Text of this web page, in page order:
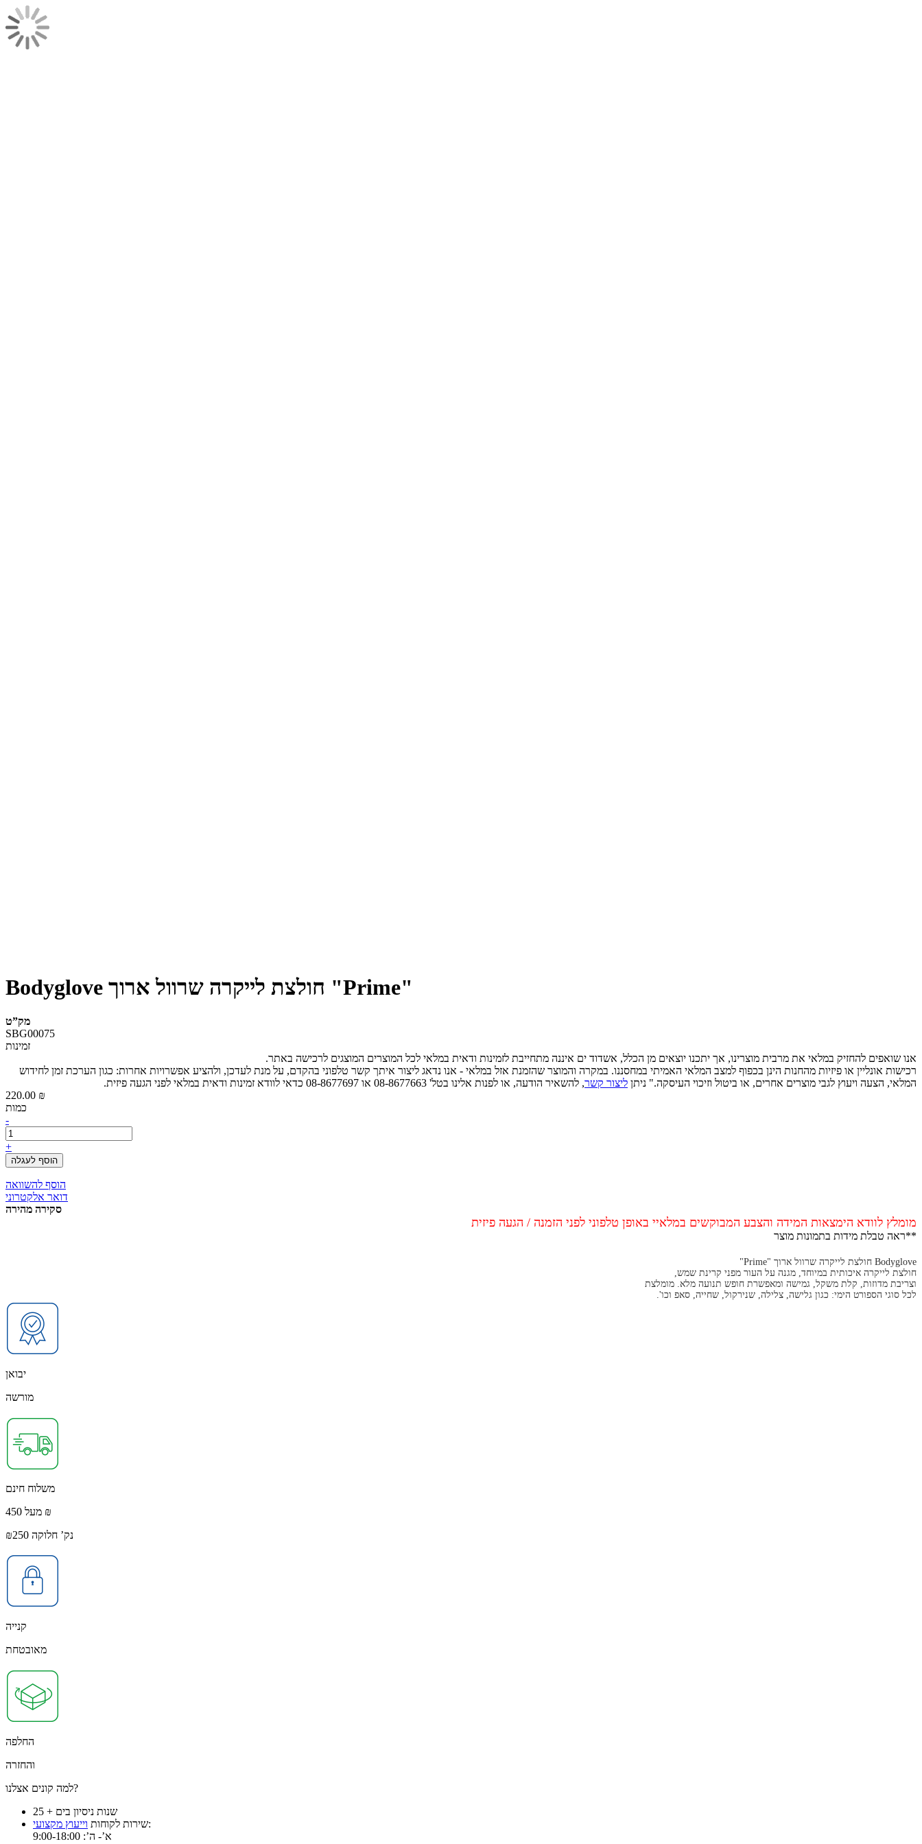
Bodyglove חולצת לייקרה שרוול ארוך "Prime"
מק”ט
SBG00075
זמינות
אנו שואפים להחזיק במלאי את מרבית מוצרינו, אך יתכנו יוצאים מן הכלל, אשדוד ים איננה מתחייבת לזמינות ודאית במלאי לכל המוצרים המוצגים לרכישה באתר.
רכישות אונליין או פיזיות מהחנות הינן בכפוף למצב המלאי האמיתי במחסננו. במקרה והמוצר שהזמנת אזל במלאי - אנו נדאג ליצור איתך קשר טלפוני בהקדם, על מנת לעדכן, ולהציע אפשרויות אחרות: כגון הערכת זמן לחידוש
המלאי, הצעה ויעוץ לגבי מוצרים אחרים, או ביטול וזיכוי העיסקה." ניתן ליצור קשר, להשאיר הודעה, או לפנות אלינו בטל' 08-8677663 או 08-8677697 כדאי לוודא זמינות ודאית במלאי לפני הגעה פיזית.
220.00 ₪
כמות
-
+
הוסף לעגלה
הוסף להשוואה
דואר אלקטרוני
סקירה מהירה
מומלץ לוודא הימצאות המידה והצבע המבוקשים במלאיי באופן טלפוני לפני הזמנה / הגעה פיזית
**ראה טבלת מידות בתמונות מוצר
Bodyglove חולצת לייקרה שרוול ארוך "Prime"
חולצת לייקרה איכותית במיוחד, מגנה על העור מפני קרינת שמש,
וצריבת מדוזות, קלת משקל, גמישה ומאפשרת חופש תנועה מלא. מומלצת
לכל סוגי הספורט הימי: כגון גלישה, צלילה, שנירקול, שחייה, סאפ וכו'.
יבואן
מורשה
משלוח חינם
מעל 450 ₪
נק’ חלוקה ₪250
קנייה
מאובטחת
החלפה
והחזרה
למה קונים אצלנו?
25 + שנות ניסיון בים
שירות לקוחות וייעוץ מקצועי
:
א’- ה’: 9:00-18:00